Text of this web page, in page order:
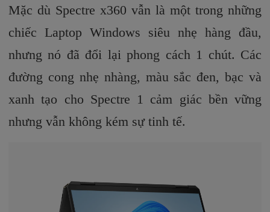
Mặc dù Spectre x360 vẫn là một trong những
chiếc Laptop Windows siêu nhẹ hàng đầu,
nhưng nó đã đổi lại phong cách 1 chút. Các
đường cong nhẹ nhàng, màu sắc đen, bạc và
xanh tạo cho Spectre 1 cảm giác bền vững
nhưng vẫn không kém sự tinh tế.